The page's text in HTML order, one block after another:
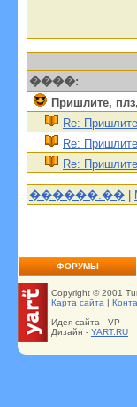
����:
Пришлите,
Re:
Re:
Re:
������.�� |
ФОРУМЫ
Copyright © 2001
Карта сайта |
Идея сайта - VP
Дизайн - YART.RU